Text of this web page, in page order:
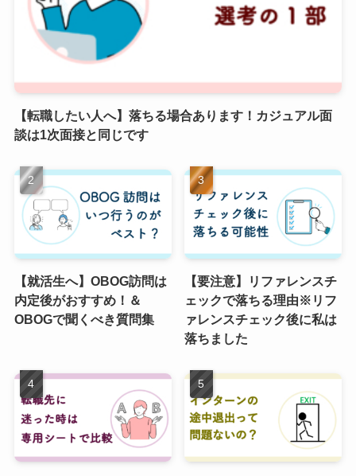
【転職したい人へ】落ちる場合あります！カジュアル面
談は1次面接と同じです
【就活生へ】OBOG訪問は
内定後がおすすめ！＆
OBOGで聞くべき質問集
【要注意】リファレンスチ
ェックで落ちる理由※リフ
ァレンスチェック後に私は
落ちました